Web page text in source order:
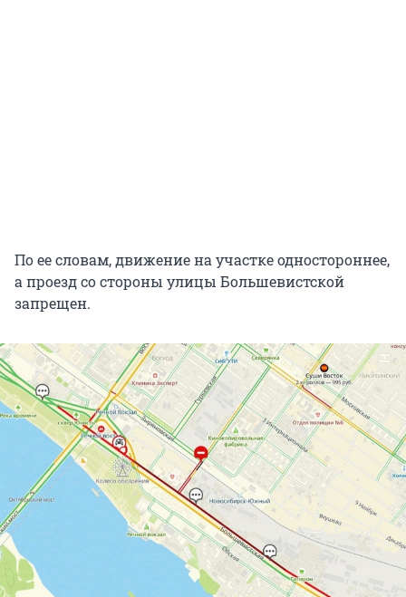
По ее словам, движение на участке одностороннее,
а проезд со стороны улицы Большевистской
запрещен.